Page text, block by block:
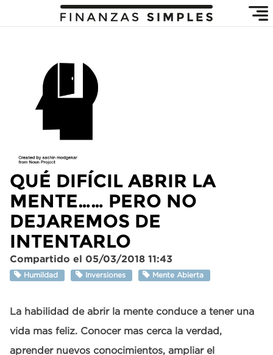
QUÉ DIFÍCIL ABRIR LA
MENTE…… PERO NO
DEJAREMOS DE
INTENTARLO
Compartido el 05/03/2018 11:43
Humildad Inversiones Mente Abierta
La habilidad de abrir la mente conduce a tener una
vida mas feliz. Conocer mas cerca la verdad,
aprender nuevos conocimientos, ampliar el